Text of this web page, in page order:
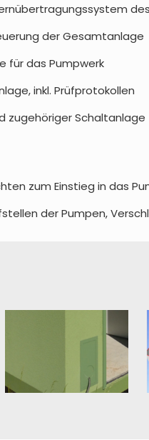
der Gesamtanlage
für das Pumpwerk
inkl. Prüfprotokollen
zugehöriger Schaltanlage
zum Einstieg in das
der Pumpen,